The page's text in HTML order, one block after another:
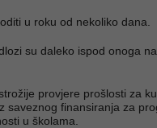
u roku od nekoliko dana.
su daleko ispod onoga
provjere prošlosti za
saveznog finansiranja za
u školama.